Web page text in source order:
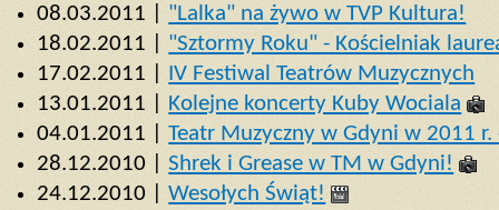
08.03.2011 | "Lalka" na żywo w TVP Kultura!
18.02.2011 | "Sztormy Roku" - Kościelniak
17.02.2011 | IV Festiwal Teatrów Muzycznych
13.01.2011 | Kolejne koncerty Kuby Wociala
04.01.2011 |Teatr Muzyczny w Gdyni w 2011
28.12.2010 |Shrek i Grease w TM w Gdyni!
24.12.2010 |Wesołych Świąt!